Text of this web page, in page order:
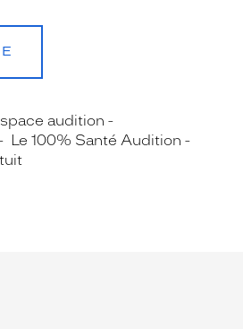
audition
Le 100% Santé Audition